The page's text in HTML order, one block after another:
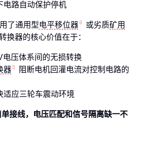
电路自动保护停机
了通用型电平移位器 或劣质矿用
换器的核心价值在于：
电压体系间的无损转换
器
阻断电机回灌电流对控制电路的
适应三轮车震动环境
接线，电压匹配和信号隔离缺一不